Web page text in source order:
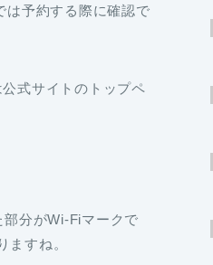
は予約する際に確認で
式サイトのトップペ
分がWi-Fiマークで
すね。